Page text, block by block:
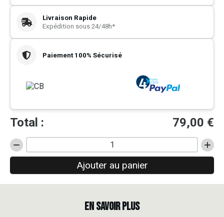
Livraison Rapide
Expédition sous 24/48h*
Paiement 100% Sécurisé
Total : 79,00 €
quantité
de
Motocross
Ajouter au panier
EN SAVOIR PLUS